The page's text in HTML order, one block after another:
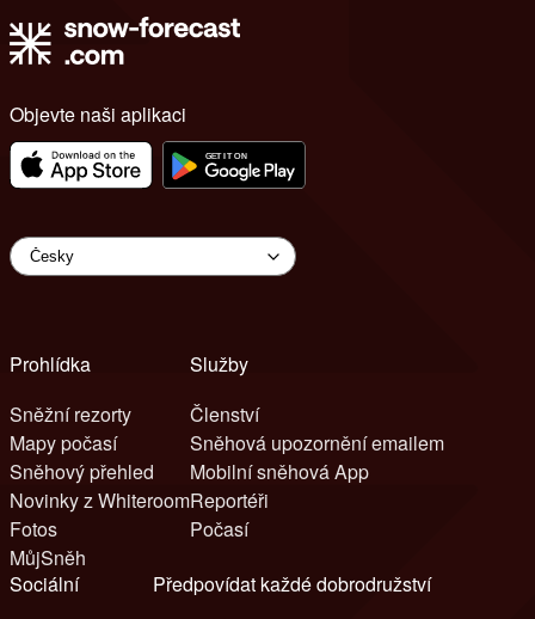
Objevte naši aplikaci
Prohlídka
Sněžní rezorty
Mapy počasí
Sněhový přehled
Novinky z Whiteroom
Fotos
MůjSněh
Služby
Členství
Sněhová upozornění emailem
Mobilní sněhová App
Reportéři
Počasí
Sociální
Předpovídat každé dobrodružství